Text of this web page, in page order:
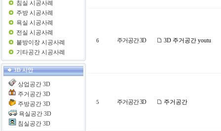
침실 시공사례
주방 시공사례
욕실 시공사례
전실 시공사례
붙방이장 시공사례
기타공간 시공사례
3D 시안
상업공간 3D
주거공간 3D
주방공간 3D
욕실공간 3D
침실공간 3D
6 주거공간 3D 3D 주거공간 youtu
5 주거공간 3D 주거공간